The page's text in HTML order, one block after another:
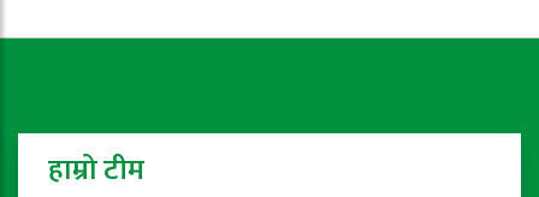
हाम्रो टीम